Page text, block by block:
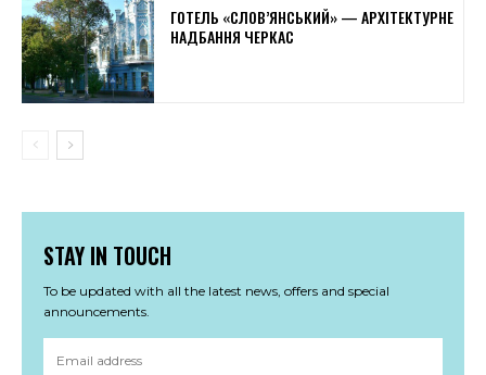
ГОТЕЛЬ «СЛОВ’ЯНСЬКИЙ» — АРХІТЕКТУРНЕ
НАДБАННЯ ЧЕРКАС
STAY IN TOUCH
To be updated with all the latest news, offers and special
announcements.